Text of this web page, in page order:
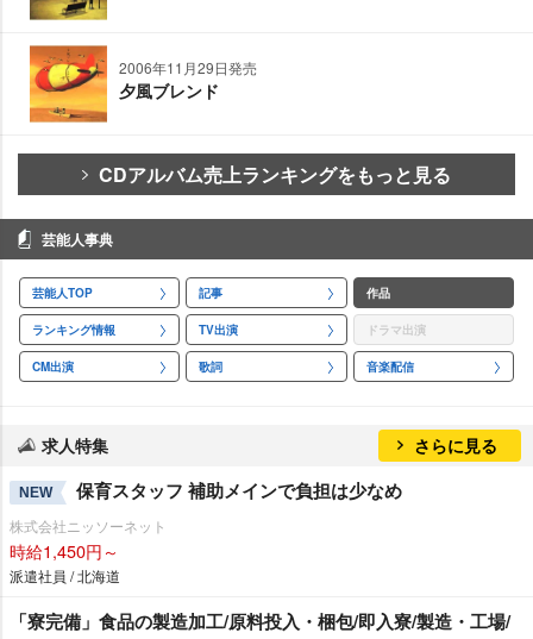
2006年11月29日発売
夕風ブレンド
CDアルバム売上ランキングをもっと見る
芸能人事典
芸能人TOP 記事 作品
ランキング情報 TV出演 ドラマ出演
CM出演 歌詞 音楽配信
求人特集 さらに見る
NEW 保育スタッフ 補助メインで負担は少なめ
株式会社ニッソーネット
時給1,450円～
派遣社員 / 北海道
「寮完備」食品の製造加工/原料投入・梱包/即入寮/製造・工場/